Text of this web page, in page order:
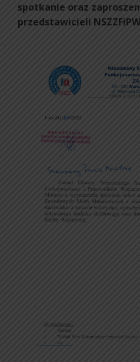
spotkanie oraz
przedstawicieli